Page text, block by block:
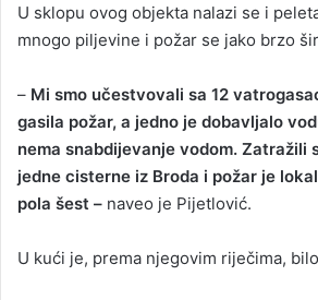
U sklopu ovog objekta nalazi se i
mnogo piljevine i požar se jako brzo
– Mi smo učestvovali sa 12
gasila požar, a jedno je dobavljalo
nema snabdijevanje vodom. Zatražili
jedne cisterne iz Broda i požar je
pola šest – naveo je Pijetlović.
U kući je, prema njegovim riječima,